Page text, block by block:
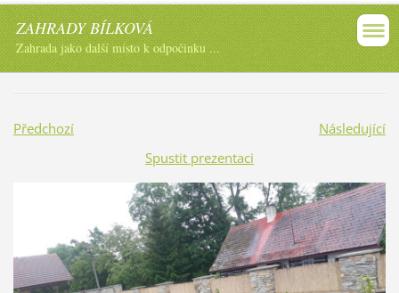
ZAHRADY BÍLKOVÁ
Zahrada jako další místo k odpočinku ...
Předchozí
Následující
Spustit prezentaci